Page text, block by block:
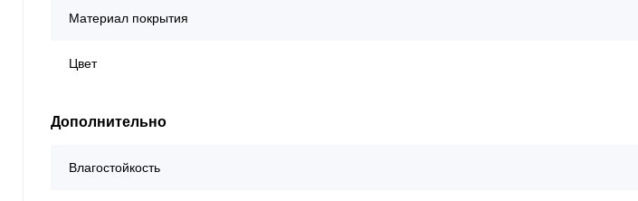
Материал покрытия
Цвет
Дополнительно
Влагостойкость